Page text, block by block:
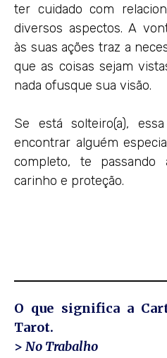
ter cuidado com
diversos aspectos. A
às suas ações traz a
que as coisas sejam
nada ofusque sua visão.
Se está solteiro(a),
encontrar alguém
completo, te
carinho e proteção.
O que significa a
Tarot.
> No Trabalho